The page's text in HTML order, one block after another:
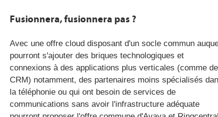
Fusionnera, fusionnera pas ?
Avec une offre cloud disposant d'un socle commun
pourront s'ajouter des briques technologiques et
connexions à des applications plus verticales (comme
CRM) notamment, des partenaires moins spécialisés
la téléphonie ou qui ont besoin de services de
communications sans avoir l'infrastructure adéquate